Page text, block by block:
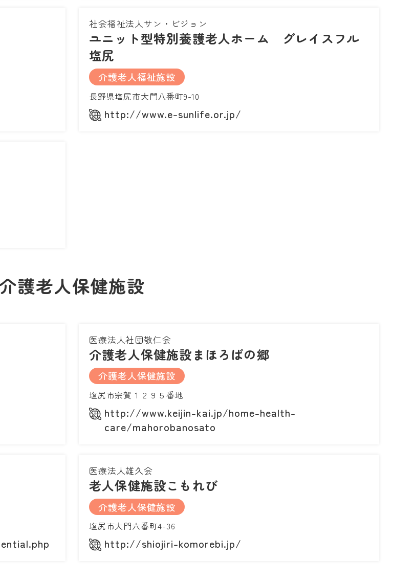
社会福祉法人サン・ビジョン
ユニット型特別養護老人ホーム グレイスフル
塩尻
介護老人福祉施設
長野県塩尻市大門八番町9-10
http://www.e-sunlife.or.jp/
介護老人保健施設
医療法人社団敬仁会
介護老人保健施設まほろばの郷
介護老人保健施設
塩尻市宗賀１２９５番地
http://www.keijin-kai.jp/home-health-
care/mahorobanosato
医療法人雄久会
老人保健施設こもれび
介護老人保健施設
塩尻市大門六番町4-36
http://shiojiri-komorebi.jp/